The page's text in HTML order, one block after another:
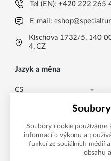
Tel (EN):+420 222 265
E-mail:
Kischova 1732/5, 140
4, CZ
Jazyk a měna
CS
EN
Česká koruna CZK (Kč)
Česká koruna CZK (Kč)
EUR (EUR)
Možnosti platby
Soubory cookie používáme
informací o výkonu a
funkcí ze sociálních médií
obsahu